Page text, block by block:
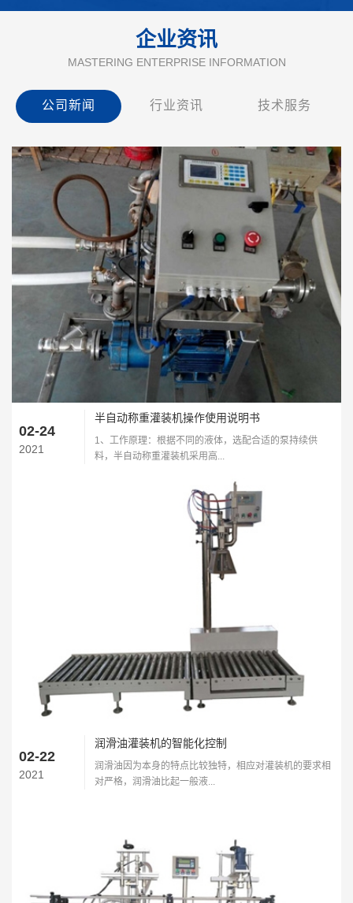
企业资讯
MASTERING ENTERPRISE INFORMATION
公司新闻 行业资讯 技术服务
02-24
2021
半自动称重灌装机操作使用说明书
1、工作原理：根据不同的液体，选配合适的泵持续供
料，半自动称重灌装机采用高...
02-22
2021
润滑油灌装机的智能化控制
润滑油因为本身的特点比较独特，相应对灌装机的要求相
对严格，润滑油比起一般液...